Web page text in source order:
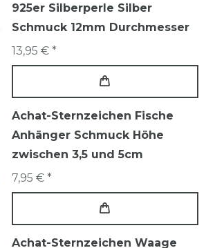
925er Silberperle Silber
Schmuck 12mm Durchmesser
13,95 € *
Achat-Sternzeichen Fische
Anhänger Schmuck Höhe
zwischen 3,5 und 5cm
7,95 € *
Achat-Sternzeichen Waage